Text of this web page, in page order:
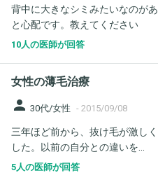
背中に大きなシミみたいなのが
と心配です。教えてください
10人の医師が回答
女性の薄毛治療
person 30代/女性 - 2015/09/08
三年ほど前から、抜け毛が激し
した。以前の自分との違いを...
5人の医師が回答